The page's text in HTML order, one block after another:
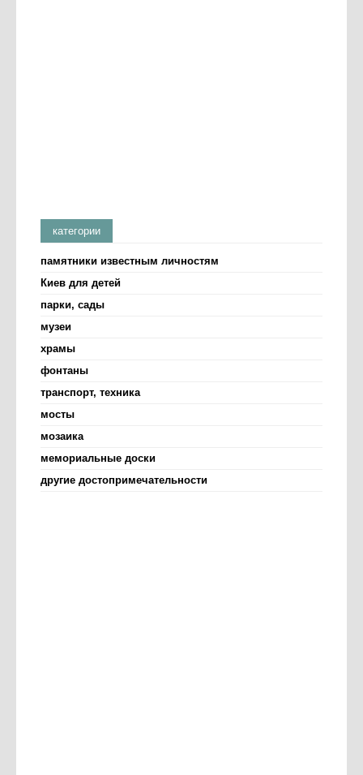
категории
памятники известным личностям
Киев для детей
парки, сады
музеи
храмы
фонтаны
транспорт, техника
мосты
мозаика
мемориальные доски
другие достопримечательности